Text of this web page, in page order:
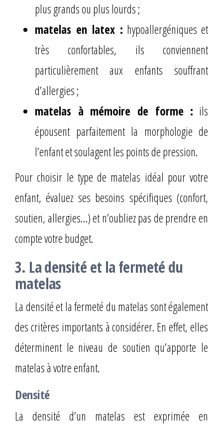
plus grands ou plus lourds ;
matelas en latex : hypoallergéniques et
très confortables, ils conviennent
particulièrement aux enfants souffrant
d’allergies ;
matelas à mémoire de forme : ils
épousent parfaitement la morphologie de
l’enfant et soulagent les points de pression.
Pour choisir le type de matelas idéal pour votre
enfant, évaluez ses besoins spécifiques (confort,
soutien, allergies…) et n’oubliez pas de prendre en
compte votre budget.
3. La densité et la fermeté du
matelas
La densité et la fermeté du matelas sont également
des critères importants à considérer. En effet, elles
déterminent le niveau de soutien qu’apporte le
matelas à votre enfant.
Densité
La densité d’un matelas est exprimée en